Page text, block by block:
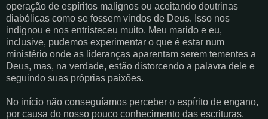
operação de espíritos malignos ou aceitando doutrinas
diabólicas como se fossem vindos de Deus. Isso nos
indignou e nos entristeceu muito. Meu marido e eu,
inclusive, pudemos experimentar o que é estar num
ministério onde as lideranças aparentam serem tementes a
Deus, mas, na verdade, estão distorcendo a palavra dele e
seguindo suas próprias paixões.
No início não conseguíamos perceber o espírito de engano,
por causa do nosso pouco conhecimento das escrituras,